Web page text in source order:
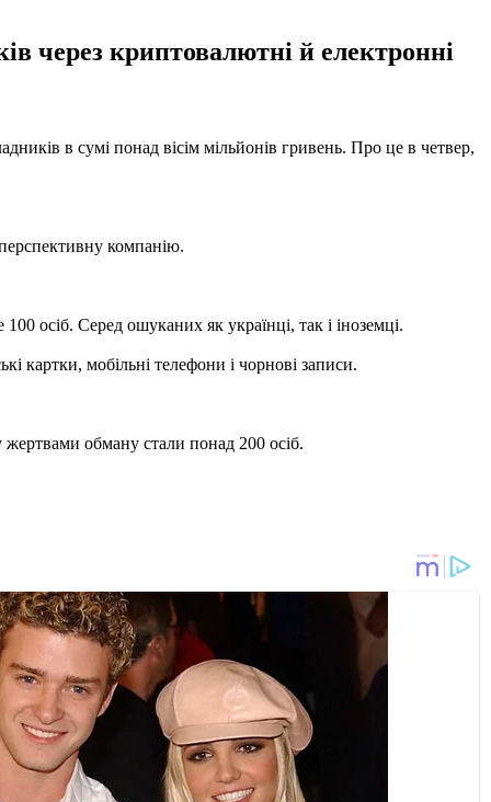
через криптовалютні й електронні
в сумі понад вісім мільйонів гривень. Про це в четвер,
компанію.
осіб. Серед ошуканих як українці, так і іноземці.
картки, мобільні телефони і чорнові записи.
жертвами обману стали понад 200 осіб.